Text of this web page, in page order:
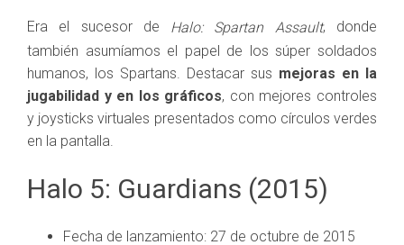
Era el sucesor de Halo: Spartan Assault, donde
también asumíamos el papel de los súper soldados
humanos, los Spartans. Destacar sus mejoras en la
jugabilidad y en los gráficos, con mejores controles
y joysticks virtuales presentados como círculos verdes
en la pantalla.
Halo 5: Guardians (2015)
Fecha de lanzamiento: 27 de octubre de 2015